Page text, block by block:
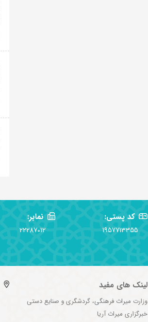
کد پستی:
1957713355
نمابر:
22287012
لینک های مفید
وزارت میراث فرهنگی، گردشگری و صنایع دستی
خبرگزاری میراث آریا